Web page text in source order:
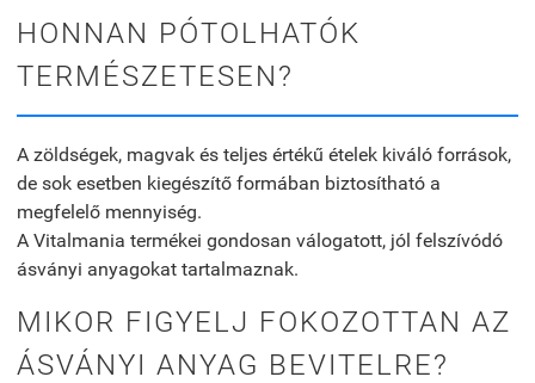
HONNAN PÓTOLHATÓK
TERMÉSZETESEN?
A zöldségek, magvak és teljes értékű ételek kiváló források,
de sok esetben kiegészítő formában biztosítható a
megfelelő mennyiség.
A Vitalmania termékei gondosan válogatott, jól felszívódó
ásványi anyagokat tartalmaznak.
MIKOR FIGYELJ FOKOZOTTAN AZ
ÁSVÁNYI ANYAG BEVITELRE?